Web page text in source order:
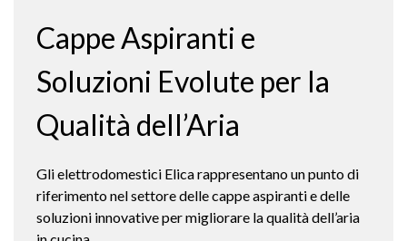
Cappe Aspiranti e
Soluzioni Evolute per la
Qualità dell’Aria
Gli elettrodomestici Elica rappresentano un punto di
riferimento nel settore delle cappe aspiranti e delle
soluzioni innovative per migliorare la qualità dell’aria